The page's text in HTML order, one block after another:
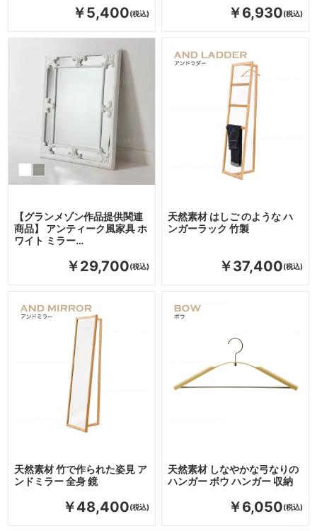
￥5,400 ￥6,930
【グランメゾン作品提供関連
商品】 アンティーク風家具 ホ
ワイト ミラー…
￥29,700
天然素材 はしご のような ハ
ンガーラック 竹製
￥37,400
天然素材 竹で作られた姿見 ア
ンドミラー 全身 鏡
￥48,400
天然素材 しなやかな弓なりの
ハンガー ボウ ハンガー 収納
￥6,050